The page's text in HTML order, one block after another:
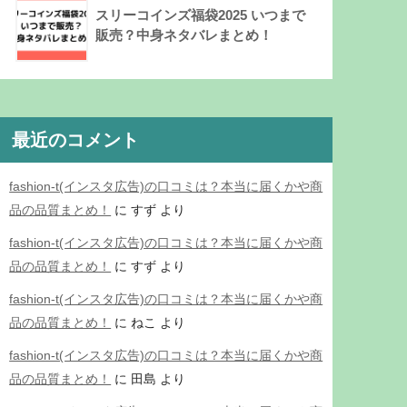
スリーコインズ福袋2025 いつまで
販売？中身ネタバレまとめ！
最近のコメント
fashion-t(インスタ広告)の口コミは？本当に届くかや商
品の品質まとめ！
にすず より
fashion-t(インスタ広告)の口コミは？本当に届くかや商
品の品質まとめ！
にすず より
fashion-t(インスタ広告)の口コミは？本当に届くかや商
品の品質まとめ！
に ねこ より
fashion-t(インスタ広告)の口コミは？本当に届くかや商
品の品質まとめ！
に 田島 より